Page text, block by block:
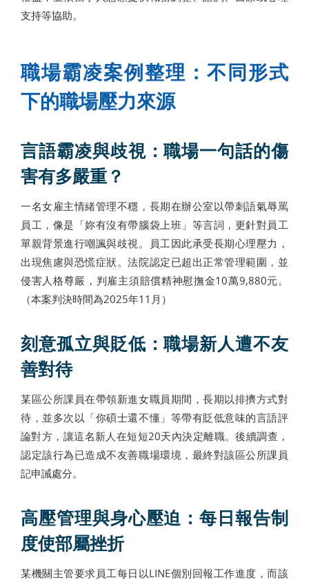
支持等協助。
職場霸凌案例整理：不同形式
下的職場壓力來源
言語霸凌與歧視：職場一句話的傷
害有多嚴重？
一名女雇主情緒管理不穩，長期在辦公室以帶刺語氣辱罵
員工，像是「妳有沒有帶腦袋上班」等言詞，更針對員工
單親背景進行嘲諷與歧視。員工因此承受長期心理壓力，
出現焦慮與恐慌症狀。法院認定已超出正常管理範圍，並
侵害人格尊嚴，判雇主須賠償精神慰撫金10萬9,880元。
（本案判決時間為2025年11月）
刻意孤立與貶低：職場新人遭不友
善對待
某區公所課員在帶領新進女職員期間，長期以排擠方式對
待，並多次以「你碩士還不懂」等帶有貶低意味的言語評
論對方，讓這名新人在短短20天內決定離職。後續調查，
認定該行為已造成不友善職場環境，最終對該區公所課員
記申誡處分。
高壓管理與身心壓迫：每日報告制
度使部屬挫折
某機關主管要求員工每日以LINE個別回報工作進度，而該